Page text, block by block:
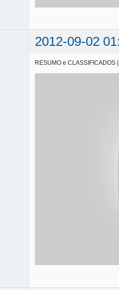
2012-09-02
RESUMO e